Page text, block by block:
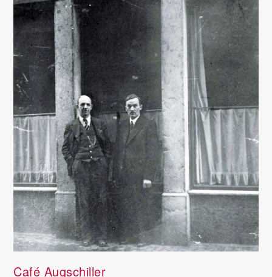
Café Augschiller